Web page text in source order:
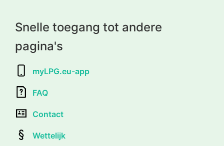
Snelle toegang tot andere
pagina's
myLPG.eu-app
FAQ
Contact
Wettelijk